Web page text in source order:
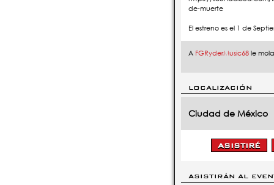
de-muerte
El estreno es el 1 de
A FGRyderMusic68le
LOCALIZACIÓN
Ciudad de México
ASISTIRÁN AL